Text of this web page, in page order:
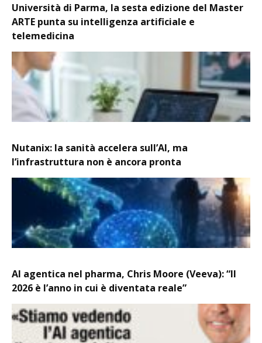
Università di Parma, la sesta edizione del Master
ARTE punta su intelligenza artificiale e
telemedicina
Nutanix: la sanità accelera sull’AI, ma
l’infrastruttura non è ancora pronta
AI agentica nel pharma, Chris Moore (Veeva): “Il
2026 è l’anno in cui è diventata reale”